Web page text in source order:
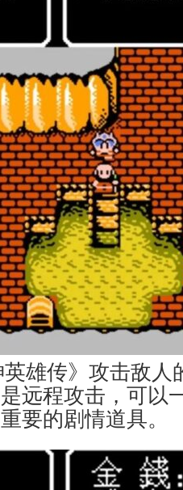
雄传》攻击敌
远程攻击，可以
要的剧情道具。